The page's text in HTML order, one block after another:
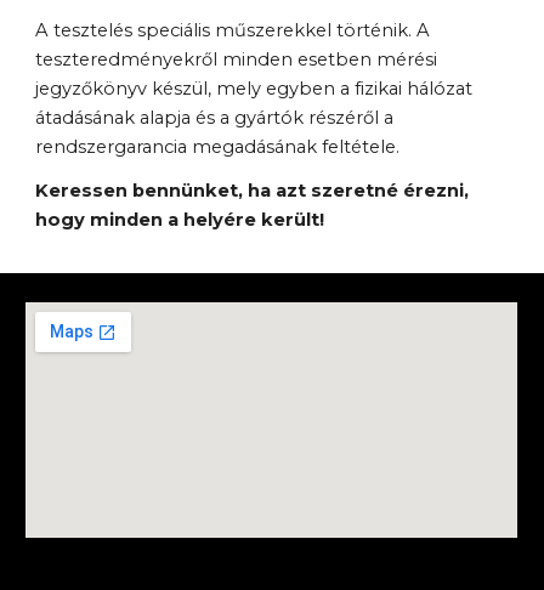
A tesztelés speciális műszerekkel történik. A
teszteredményekről minden esetben mérési
jegyzőkönyv készül, mely egyben a fizikai hálózat
átadásának alapja és a gyártók részéről a
rendszergarancia megadásának feltétele.
Keressen bennünket, ha azt szeretné érezni,
hogy minden a helyére került!